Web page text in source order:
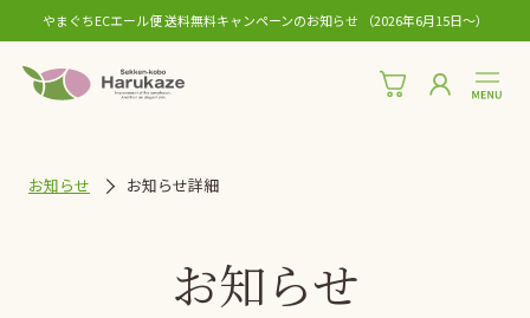
やまぐちECエール便 送料無料キャンペーンのお知らせ （2026年6月15日〜）
お知らせ お知らせ詳細
お知らせ